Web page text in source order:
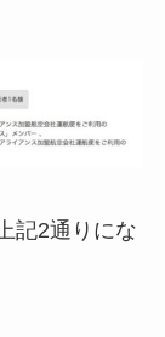
記2通りにな